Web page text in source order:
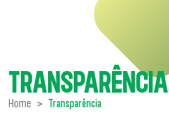
TRANSPARÊNCIA
Home Transparência